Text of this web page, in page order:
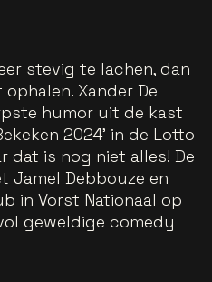
stevig te lachen, dan
Xander De
humor uit de kast
2024' in de Lotto
dat is nog niet alles! De
Jamel Debbouze en
in Vorst Nationaal op
geweldige comedy